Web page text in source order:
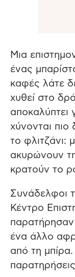
Μια
ένας
καφές λάτε
χυθεί στο
αποκαλύπτει
χύνονται πιο
το φλιτζάνι:
ακυρώνουν
κρατούν το
Συνάδελφοι
Κέντρο
ένα άλλο
από τη